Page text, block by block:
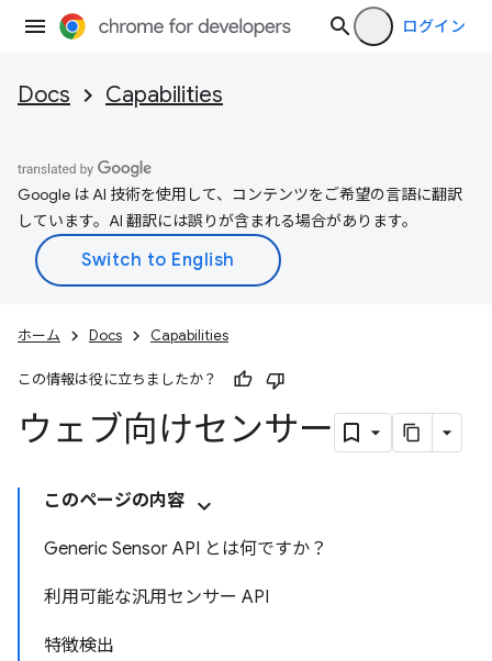
ログイン
Docs Capabilities
Google は AI 技術を使用して、コンテンツをご希望の言語に翻訳
しています。AI 翻訳には誤りが含まれる場合があります。
ホーム Docs Capabilities
この情報は役に立ちましたか？
ウェブ向けセンサー
このページの内容
Generic Sensor API とは何ですか？
利用可能な汎用センサー API
特徴検出